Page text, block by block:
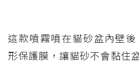
這款噴霧噴在貓砂盆內壁
形保護膜，讓貓砂不會黏住